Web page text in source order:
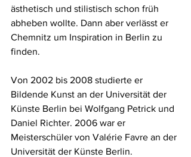
ästhetisch und stilistisch schon früh
abheben wollte. Dann aber verlässt er
Chemnitz um Inspiration in Berlin zu
finden.
Von 2002 bis 2008 studierte er
Bildende Kunst an der Universität der
Künste Berlin bei Wolfgang Petrick und
Daniel Richter. 2006 war er
Meisterschüler von Valérie Favre an der
Universität der Künste Berlin.